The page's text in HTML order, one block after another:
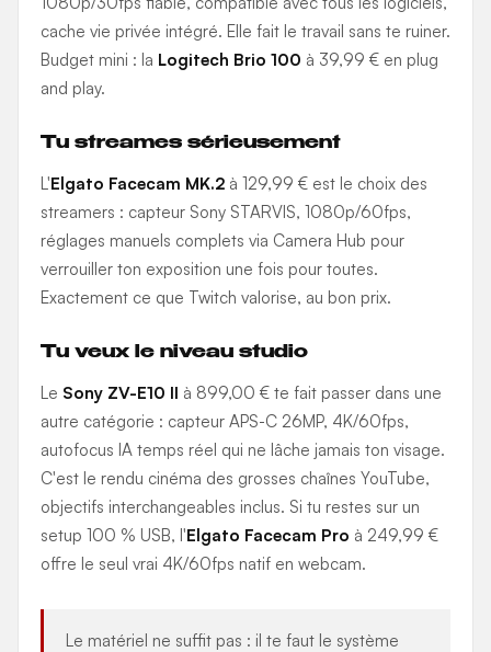
cache vie privée intégré. Elle fait le travail sans te ruiner.
Budget mini : la Logitech Brio 100 à 39,99 € en plug
and play.
Tu streames sérieusement
L'Elgato Facecam MK.2 à 129,99 € est le choix des
streamers : capteur Sony STARVIS, 1080p/60fps,
réglages manuels complets via Camera Hub pour
verrouiller ton exposition une fois pour toutes.
Exactement ce que Twitch valorise, au bon prix.
Tu veux le niveau studio
Le Sony ZV-E10 II à 899,00 € te fait passer dans une
autre catégorie : capteur APS-C 26MP, 4K/60fps,
autofocus IA temps réel qui ne lâche jamais ton visage.
C'est le rendu cinéma des grosses chaînes YouTube,
objectifs interchangeables inclus. Si tu restes sur un
setup 100 % USB, l'Elgato Facecam Pro à 249,99 €
offre le seul vrai 4K/60fps natif en webcam.
Le matériel ne suffit pas : il te faut le système